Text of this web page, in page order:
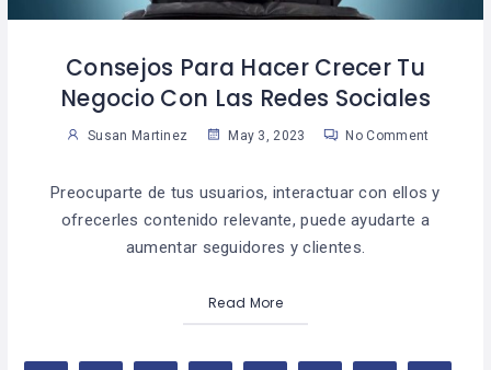
Consejos Para Hacer Crecer Tu
Negocio Con Las Redes Sociales
Susan Martinez May 3, 2023 No Comment
Preocuparte de tus usuarios, interactuar con ellos y
ofrecerles contenido relevante, puede ayudarte a
aumentar seguidores y clientes.
Read More